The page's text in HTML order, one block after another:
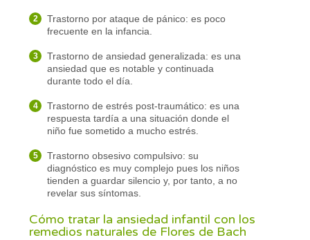
Trastorno por ataque de pánico: es poco
frecuente en la infancia.
Trastorno de ansiedad generalizada: es una
ansiedad que es notable y continuada
durante todo el día.
Trastorno de estrés post-traumático: es una
respuesta tardía a una situación donde el
niño fue sometido a mucho estrés.
Trastorno obsesivo compulsivo: su
diagnóstico es muy complejo pues los niños
tienden a guardar silencio y, por tanto, a no
revelar sus síntomas.
Cómo tratar la ansiedad infantil con los
remedios naturales de Flores de Bach